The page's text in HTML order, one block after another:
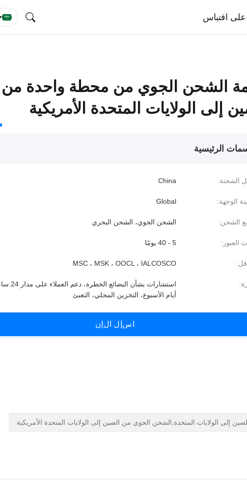
اقتباس
الشحن الجوي من محطة واحدة من
إلى الولايات المتحدة الأمريكية
الرئيسية
الشحنة: China
الوجهة: Global
الشحن: الشحن الجوي، الشحن البحري
العبور: 5 - 40 يومًا
MSC ، MSK ، OOCL ، IALCOSCO
استشارات
أيام الأسبوع، التخزين المحلي، التعبئ
س ل ل ن
الولايات المتحدة,الشحن الجوي من الصين إلى الولايات المتحدة الأمريكية